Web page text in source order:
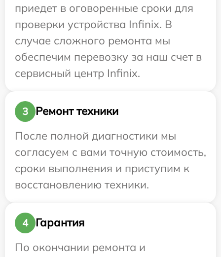
приедет в оговоренные сроки для
проверки устройства Infinix. В
случае сложного ремонта мы
обеспечим перевозку за наш счет в
сервисный центр Infinix.
3
Ремонт техники
После полной диагностики мы
согласуем с вами точную стоимость,
сроки выполнения и приступим к
восстановлению техники.
4
Гарантия
По окончании ремонта и